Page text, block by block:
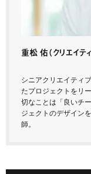
重松 佑（クリエイテ
シニアクリエイティ
たプロジェクトをリ
切なことは「良いチ
ジェクトのデザイン
師。